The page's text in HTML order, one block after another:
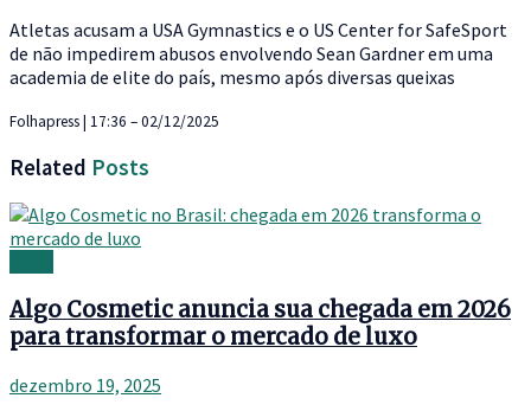
Atletas acusam a USA Gymnastics e o US Center for SafeSport
de não impedirem abusos envolvendo Sean Gardner em uma
academia de elite do país, mesmo após diversas queixas
Folhapress | 17:36 – 02/12/2025
Related Posts
Algo Cosmetic anuncia sua chegada em 2026
para transformar o mercado de luxo
dezembro 19, 2025